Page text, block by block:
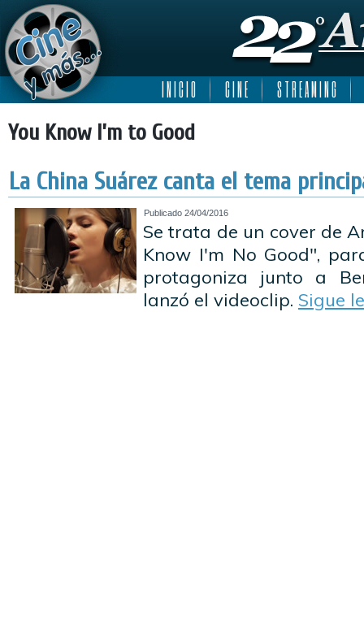
I N I C I O C I N E S T R E A M I N G
You Know I’m to Good
La China Suárez canta el tema
Publicado 24/04/2016
Se trata de un cover de
Know I'm No Good",
protagoniza junto a
lanzó el videoclip. Sigue